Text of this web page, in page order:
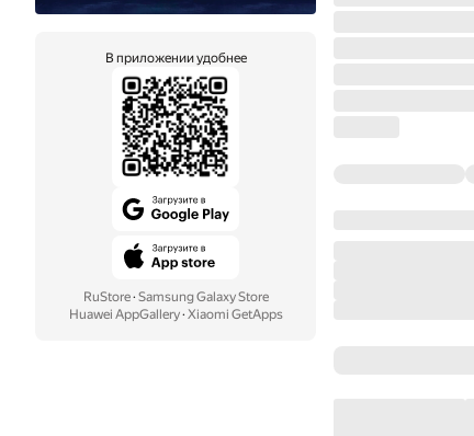
В приложении удобнее
RuStore· Samsung Galaxy Store
Huawei AppGallery· Xiaomi GetApps